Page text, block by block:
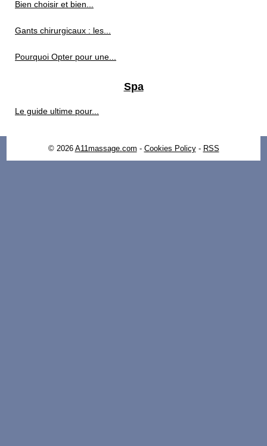
Bien choisir et bien...
Gants chirurgicaux : les...
Pourquoi Opter pour une...
Spa
Le guide ultime pour...
© 2026 A11massage.com - Cookies Policy- RSS